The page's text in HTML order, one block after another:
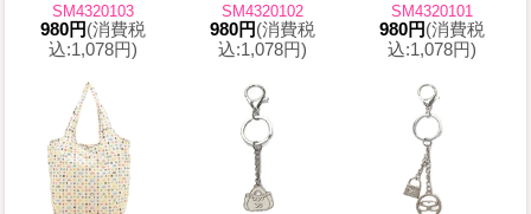
SM4320103
980円(消費税
込:1,078円)
SM4320102
980円(消費税
込:1,078円)
SM4320101
980円(消費税
込:1,078円)